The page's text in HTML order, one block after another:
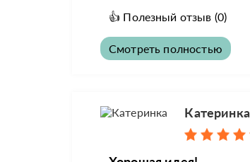
👍 Полезный отзыв (0)
Смотреть полностью